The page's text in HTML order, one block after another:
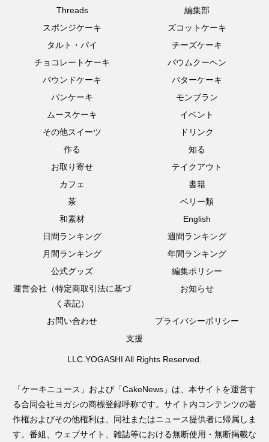
Threads
編集部
スポンジケーキ
ズコットケーキ
タルト・パイ
チーズケーキ
チョコレートケーキ
バウムクーヘン
パウンドケーキ
バターケーキ
パンケーキ
モンブラン
ムースケーキ
イベント
その他スイーツ
ドリンク
作る
知る
お取り寄せ
テイクアウト
カフェ
書籍
茶
ベリー類
和素材
English
日間ランキング
週間ランキング
月間ランキング
年間ランキング
公式グッズ
編集ポリシー
運営会社（特定商取引法に基づ
く表記）
お知らせ
お問い合わせ
プライバシーポリシー
支援
LLC.YOGASHI All Rights Reserved.
「ケーキニュース」および「CakeNews」は、本サイトを運営す
る合同会社ヨガシの商標登録呼称です。サイト内コンテンツの著
作権およびその他権利は、同社またはニュース提供者に帰属しま
す。番組、ウェブサイト、雑誌等における無断使用・無断掲載な